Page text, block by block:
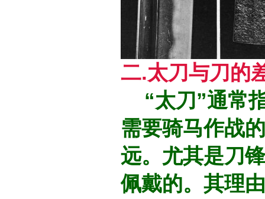
二.太刀与刀的
“太刀”通常
需要骑马作战
远。尤其是刀
佩戴的。其理